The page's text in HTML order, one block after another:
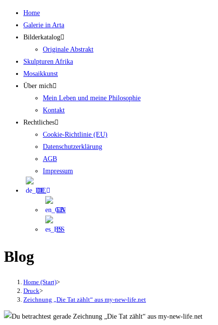
Zum
Inhalt
springen
Home
Galerie in Arta
Bilderkatalog
Originale Abstrakt
Skulpturen Afrika
Mosaikkunst
Über mich
Mein Leben und meine Philosophie
Kontakt
Rechtliches
Cookie-Richtlinie (EU)
Datenschutzerklärung
AGB
Impressum
DE
EN
ES
Blog
Home (Start)>
Druck>
Zeichnung „Die Tat zählt“ aus my-new-life.net